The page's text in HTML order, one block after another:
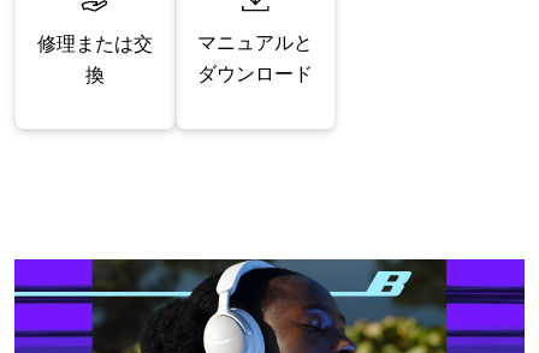
修理または交
換
マニュアルと
ダウンロード